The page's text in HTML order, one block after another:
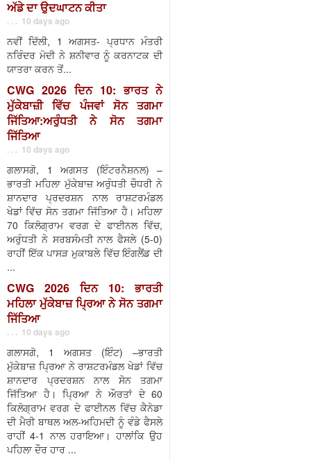
ਅੱਡੇ ਦਾ ਉਦਘਾਟਨ ਕੀਤਾ
. . . 10 days ago
ਨਵੀਂ ਦਿੱਲੀ, 1 ਅਗਸਤ- ਪ੍ਰਧਾਨ ਮੰਤਰੀ
ਨਰਿੰਦਰ ਮੋਦੀ ਨੇ ਸ਼ਨੀਵਾਰ ਨੂੰ ਕਰਨਾਟਕ ਦੀ
ਯਾਤਰਾ ਕਰਨ ਤੋਂ...
CWG 2026 ਦਿਨ 10: ਭਾਰਤ ਨੇ
ਮੁੱਕੇਬਾਜ਼ੀ ਵਿੱਚ ਪੰਜਵਾਂ ਸੋਨ ਤਗਮਾ
ਜਿੱਤਿਆ:ਅਰੁੰਧਤੀ ਨੇ ਸੋਨ ਤਗਮਾ
ਜਿੱਤਿਆ
. . . 10 days ago
ਗਲਾਸਗੋ, 1 ਅਗਸਤ (ਇੰਟਰਨੈਸ਼ਨਲ) –
ਭਾਰਤੀ ਮਹਿਲਾ ਮੁੱਕੇਬਾਜ਼ ਅਰੁੰਧਤੀ ਚੌਧਰੀ ਨੇ
ਸ਼ਾਨਦਾਰ ਪ੍ਰਦਰਸ਼ਨ ਨਾਲ ਰਾਸ਼ਟਰਮੰਡਲ
ਖੇਡਾਂ ਵਿੱਚ ਸੋਨ ਤਗਮਾ ਜਿੱਤਿਆ ਹੈ। ਮਹਿਲਾ
70 ਕਿਲੋਗ੍ਰਾਮ ਵਰਗ ਦੇ ਫਾਈਨਲ ਵਿੱਚ,
ਅਰੁੰਧਤੀ ਨੇ ਸਰਬਸੰਮਤੀ ਨਾਲ ਫੈਸਲੇ (5-0)
ਰਾਹੀਂ ਇੱਕ ਪਾਸੜ ਮੁਕਾਬਲੇ ਵਿੱਚ ਇੰਗਲੈਂਡ ਦੀ
...
CWG 2026 ਦਿਨ 10: ਭਾਰਤੀ
ਮਹਿਲਾ ਮੁੱਕੇਬਾਜ਼ ਪ੍ਰਿਆ ਨੇ ਸੋਨ ਤਗਮਾ
ਜਿੱਤਿਆ
. . . 10 days ago
ਗਲਾਸਗੋ, 1 ਅਗਸਤ (ਇੰਟ) –ਭਾਰਤੀ
ਮੁੱਕੇਬਾਜ਼ ਪ੍ਰਿਆ ਨੇ ਰਾਸ਼ਟਰਮੰਡਲ ਖੇਡਾਂ ਵਿੱਚ
ਸ਼ਾਨਦਾਰ ਪ੍ਰਦਰਸ਼ਨ ਨਾਲ ਸੋਨ ਤਗਮਾ
ਜਿੱਤਿਆ ਹੈ। ਪ੍ਰਿਆ ਨੇ ਔਰਤਾਂ ਦੇ 60
ਕਿਲੋਗ੍ਰਾਮ ਵਰਗ ਦੇ ਫਾਈਨਲ ਵਿੱਚ ਕੈਨੇਡਾ
ਦੀ ਮੈਰੀ ਬਾਥਲ ਅਲ-ਅਹਿਮਦੀ ਨੂੰ ਵੰਡੇ ਫੈਸਲੇ
ਰਾਹੀਂ 4-1 ਨਾਲ ਹਰਾਇਆ। ਹਾਲਾਂਕਿ ਉਹ
ਪਹਿਲਾ ਦੌਰ ਹਾਰ ...